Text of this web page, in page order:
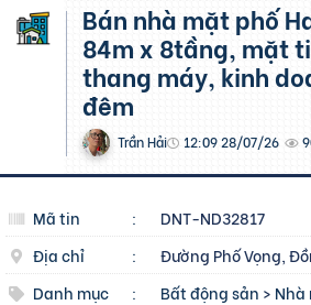
bán nhà mặt phố Hai Bà Trưng,
84m x 8tầng, mặt
thang máy, kinh
đêm
Trần Hải 12:09 28/07/26
Mã tin :
DNT-ND32817
Địa chỉ
:
Đường Phố Vọng,
Danh mục
: Bất động sản >